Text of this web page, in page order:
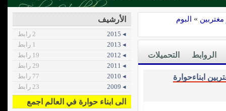
» البوم
التحميلات الروابط
ابناءحوارة
الأرشيف
◂ 2015
2 رابط
◂ 2013
1 رابط
◂ 2012
19 رابط
◂ 2011
29 رابط
◂ 2010
77 رابط
◂ 2009
23 رابط
الى ابناء حوارة في العالم اجمع